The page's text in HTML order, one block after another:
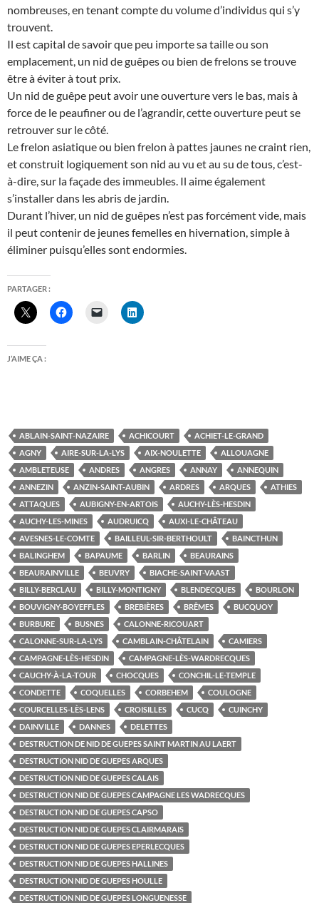
nombreuses, en tenant compte du volume d’individus qui s’y
trouvent.
Il est capital de savoir que peu importe sa taille ou son
emplacement, un nid de guêpes ou bien de frelons se trouve
être à éviter à tout prix.
Un nid de guêpe peut avoir une ouverture vers le bas, mais à
force de le peaufiner ou de l’agrandir, cette ouverture peut se
retrouver sur le côté.
Le frelon asiatique ou bien frelon à pattes jaunes ne craint rien,
et construit logiquement son nid au vu et au su de tous, c’est-
à-dire, sur la façade des immeubles. Il aime également
s’installer dans les abris de jardin.
Durant l’hiver, un nid de guêpes n’est pas forcément vide, mais
il peut contenir de jeunes femelles en hivernation, simple à
éliminer puisqu’elles sont endormies.
PARTAGER :
J’AIME ÇA :
ABLAIN-SAINT-NAZAIRE ACHICOURT
ACHIET-LE-GRAND
AGNY
AIRE-SUR-LA-LYS AIX-NOULETTE
ALLOUAGNE
AMBLETEUSE
ANDRES ANGRES ANNAY
ANNEQUIN
ANNEZIN
ANZIN-SAINT-AUBIN ARDRES ARQUES
ATHIES
ATTAQUES
AUBIGNY-EN-ARTOIS
AUCHY-LÈS-HESDIN
AUCHY-LES-MINES
AUDRUICQ
AUXI-LE-CHÂTEAU
AVESNES-LE-COMTE
BAILLEUL-SIR-BERTHOULT
BAINCTHUN
BALINGHEM
BAPAUME BARLIN
BEAURAINS
BEAURAINVILLE
BEUVRY
BIACHE-SAINT-VAAST
BILLY-BERCLAU
BILLY-MONTIGNY BLENDECQUES
BOURLON
BOUVIGNY-BOYEFFLES
BREBIÈRES BRÊMES
BUCQUOY
BURBURE
BUSNES
CALONNE-RICOUART
CALONNE-SUR-LA-LYS
CAMBLAIN-CHÂTELAIN
CAMIERS
CAMPAGNE-LÈS-HESDIN
CAMPAGNE-LÈS-WARDRECQUES
CAUCHY-À-LA-TOUR
CHOCQUES
CONCHIL-LE-TEMPLE
CONDETTE
COQUELLES CORBEHEM
COULOGNE
COURCELLES-LÈS-LENS
CROISILLES CUCQ
CUINCHY
DAINVILLE
DANNES
DELETTES
DESTRUCTION DE NID DE GUEPES SAINT MARTIN AU LAERT
DESTRUCTION NID DE GUEPES ARQUES
DESTRUCTION NID DE GUEPES CALAIS
DESTRUCTION NID DE GUEPES CAMPAGNE LES WADRECQUES
DESTRUCTION NID DE GUEPES CAPSO
DESTRUCTION NID DE GUEPES CLAIRMARAIS
DESTRUCTION NID DE GUEPES EPERLECQUES
DESTRUCTION NID DE GUEPES HALLINES
DESTRUCTION NID DE GUEPES HOULLE
DESTRUCTION NID DE GUEPES LONGUENESSE